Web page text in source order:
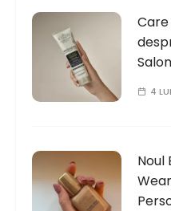
4
Noul